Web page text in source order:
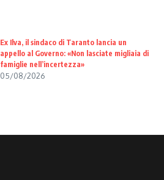
Ex Ilva, il sindaco di Taranto lancia un
appello al Governo: «Non lasciate migliaia di
famiglie nell’incertezza»
05/08/2026